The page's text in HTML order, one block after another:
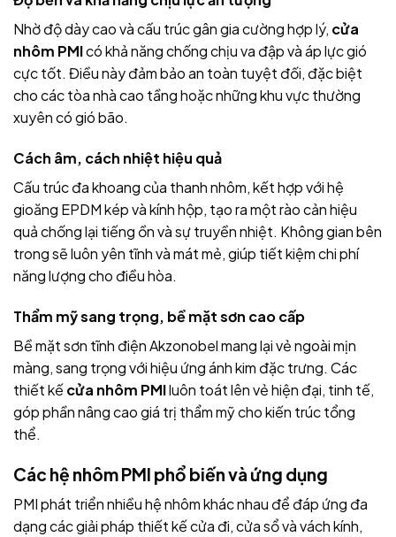
Nhờ độ dày cao và cấu trúc gân gia cường hợp lý, cửa
nhôm PMIcó khả năng chống chịu va đập và áp lực gió
cực tốt. Điều này đảm bảo an toàn tuyệt đối, đặc biệt
cho các tòa nhà cao tầng hoặc những khu vực thường
xuyên có gió bão.
Cách âm, cách nhiệt hiệu quả
Cấu trúc đa khoang của thanh nhôm, kết hợp với hệ
gioăng EPDM kép và kính hộp, tạo ra một rào cản hiệu
quả chống lại tiếng ồn và sự truyền nhiệt. Không gian bên
trong sẽ luôn yên tĩnh và mát mẻ, giúp tiết kiệm chi phí
năng lượng cho điều hòa.
Thẩm mỹ sang trọng, bề mặt sơn cao cấp
Bề mặt sơn tĩnh điện Akzonobel mang lại vẻ ngoài mịn
màng, sang trọng với hiệu ứng ánh kim đặc trưng. Các
thiết kếcửa nhôm PMIluôn toát lên vẻ hiện đại, tinh tế,
góp phần nâng cao giá trị thẩm mỹ cho kiến trúc tổng
thể.
Các hệ nhôm PMI phổ biến và ứng dụng
PMI phát triển nhiều hệ nhôm khác nhau để đáp ứng đa
dạng các giải pháp thiết kế cửa đi, cửa sổ và vách kính,